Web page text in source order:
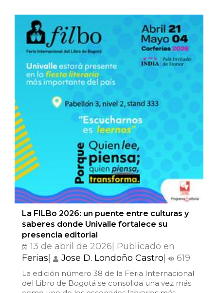
Medioambiente
Música
Narcotráfico
Periodismo
Política y gobierno
Posconflicto
Psicología
Violencia
La FILBo 2026: un puente entre culturas y
saberes donde Univalle fortalece su
presencia editorial
13 de abril de 2026| Publicado en
Ferias
Jose D. Londoño Castro 619
La edición número 38 de la Feria Internacional
del Libro de Bogotá se consolida una vez más